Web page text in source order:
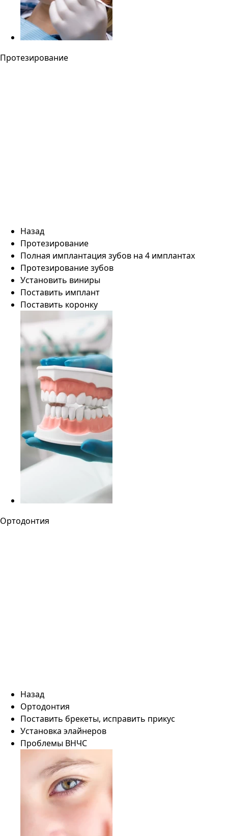
Протезирование
Назад
Протезирование
Полная имплантация зубов на 4 имплантах
Протезирование зубов
Установить виниры
Поставить имплант
Поставить коронку
Ортодонтия
Назад
Ортодонтия
Поставить брекеты, исправить прикус
Установка элайнеров
Проблемы ВНЧС